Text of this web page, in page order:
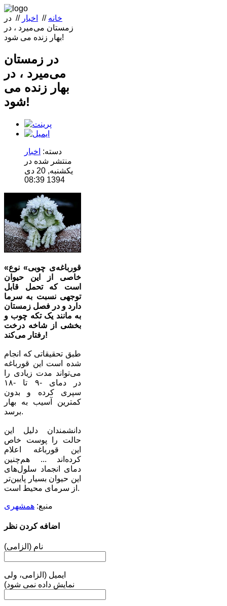
خانه // اخبار // در
زمستان می‌میرد ، در
بهار زنده می شود!
در زمستان
می‌میرد ، در
بهار زنده می
شود!
دسته: اخبار
منتشر شده در
یکشنبه, 20 دی
1394 08:39
«قورباغه‌ی چوبی» نوع
خاصی از این حیوان
است که تحمل قابل
توجهی نسبت به سرما
دارد و در فصل زمستان
به مانند یک تکه چوب و
بخشی از شاخه درخت
رفتار می‌کند!
طبق تحقیقاتی که انجام
شده است این قورباغه
می‌تواند مدت زیادی را
در دمای -۹ تا -۱۸
سپری کرده و بدون
کمترین آسیب به بهار
برسد.
دانشمندان دلیل این
حالت را پوست خاص
این قورباغه اعلام
کرده‌اند ... هم‌چنین
دمای انجماد سلول‌های
این حیوان بسیار پایین‌تر
از سرمای محیط است.
منبع: همشهری
اضافه کردن نظر
نام (الزامی)
ایمیل (الزامی، ولی
نمایش داده نمی شود)